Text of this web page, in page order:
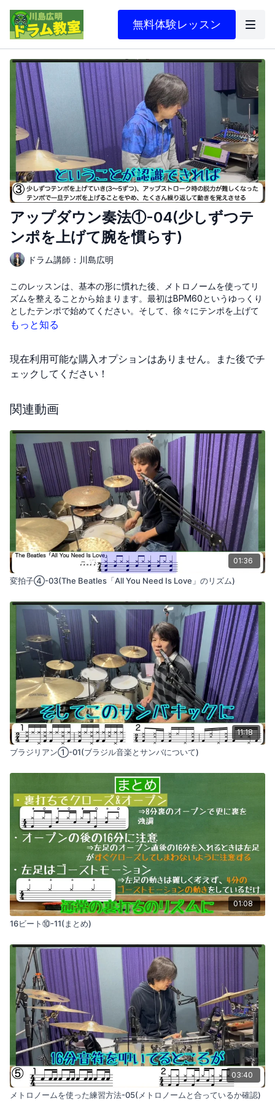
無料体験レッスン
アップダウン奏法①-04(少しずつテ
ンポを上げて腕を慣らす)
ドラム講師：川島広明
このレッスンは、基本の形に慣れた後、メトロノームを使ってリ
ズムを整えることから始まります。最初はBPM60というゆっくり
としたテンポで始めてください。そして、徐々にテンポを上げて
いくことが大切です。上げ方は、一度にBPM3から5ほどを目安に
練習を重ねるにつれて、テンポをBPM3ずつ上げ、新しいテンポで
慣れるまで練習を続けてください。速くなると、アップストロー
ことを自覚できたら、そこでテンポを上げるのを止め、リラック
例えば、BPM90までテンポを上げたとしても、力が入りすぎてし
まっている場合は、アップストロークで脱力することを意識しな
がら、練習を続けてください。このようにして、アップストロー
クで脱力できるようになるまで、焦らずじっくりと取り組んでい
きましょう。
もっと知る
現在利用可能な購入オプションはありません。また後でチ
ェックしてください！
関連動画
01:36
変拍子④-03(The Beatles「All You Need Is Love」のリズム)
11:18
ブラジリアン①-01(ブラジル音楽とサンバについて)
01:08
16ビート⑩-11(まとめ)
03:40
メトロノームを使った練習方法-05(メトロノームと合っているか確認)